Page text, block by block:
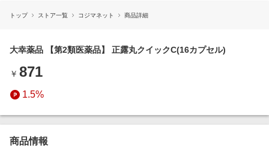
キッズ・ベビー用品
エンタメ
スポーツ・アウトドア・ゴルフ
インテリア・寝具
ペット・花・DIY・車
電子書籍特集
わくわく夏特集
とことん買い物チャレンジ
Apple公式サイト×楽天カード分割払い
トップ ストア一覧 コジマネット 商品詳細
大幸薬品 【第2類医薬品】 正露丸クイックC(16カプセル)
￥ 871
1.5%
商品情報